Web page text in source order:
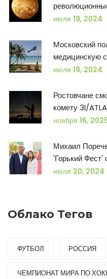
июля 19, 2024
Московский
медицинскую
июля 19, 2024
Ростовчане
комету 3I/
ноября 16,
Михаил
'Горький
июля 20, 2024
Облако Тегов
ФУТБОЛ РОССИЯ
ЧЕМПИОНАТ МИРА ПО